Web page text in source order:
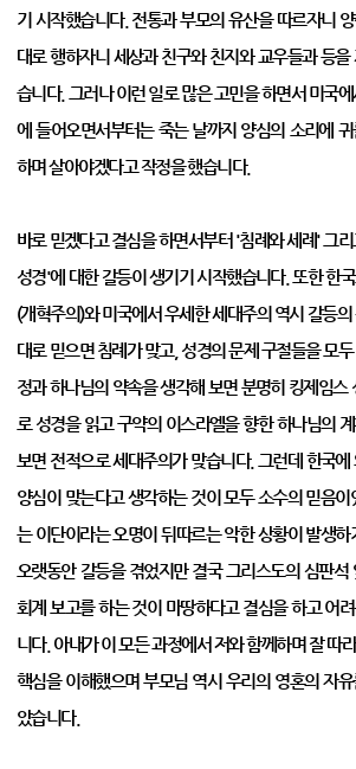
기 시작했습니다. 전통과 부모의 유산을 따르자니
대로 행하자니 세상과 친구와 친지와 교우들과 등
습니다. 그러나 이런 일로 많은 고민을 하면서 미국
에 들어오면서부터는 죽는 날까지 양심의 소리에
하며 살아야겠다고 작정을 했습니다.
바로 믿겠다고 결심을 하면서부터 '침례와 세례' 그
성경'에 대한 갈등이 생기기 시작했습니다. 또한 한
(개혁주의)와 미국에서 우세한 세대주의 역시 갈등
대로 믿으면 침례가 맞고, 성경의 문제 구절들을 모
정과 하나님의 약속을 생각해 보면 분명히 킹제임스
로 성경을 읽고 구약의 이스라엘을 향한 하나님의
보면 전적으로 세대주의가 맞습니다. 그런데 한국
양심이 맞는다고 생각하는 것이 모두 소수의 믿음이
는 이단이라는 오명이 뒤따르는 악한 상황이 발생
오랫동안 갈등을 겪었지만 결국 그리스도의 심판석
회계 보고를 하는 것이 마땅하다고 결심을 하고 어
니다. 아내가 이 모든 과정에서 저와 함께하며 잘 따
핵심을 이해했으며 부모님 역시 우리의 영혼의 자
았습니다.